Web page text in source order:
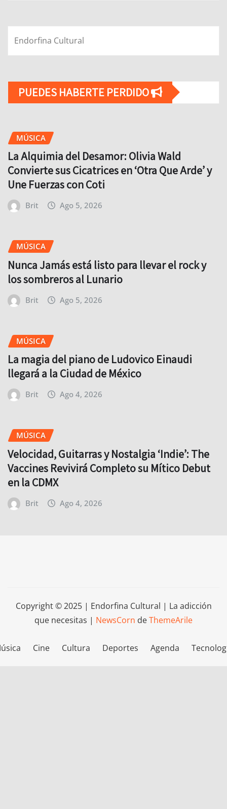
Endorfina Cultural
PUEDES HABERTE PERDIDO
MÚSICA
La Alquimia del Desamor: Olivia Wald
Convierte sus Cicatrices en ‘Otra Que Arde’ y
Une Fuerzas con Coti
Brit Ago 5, 2026
MÚSICA
Nunca Jamás está listo para llevar el rock y
los sombreros al Lunario
Brit Ago 5, 2026
MÚSICA
La magia del piano de Ludovico Einaudi
llegará a la Ciudad de México
Brit Ago 4, 2026
MÚSICA
Velocidad, Guitarras y Nostalgia ‘Indie’: The
Vaccines Revivirá Completo su Mítico Debut
en la CDMX
Brit Ago 4, 2026
Copyright © 2025 | Endorfina Cultural | La adicción
que necesitas | NewsCorn deThemeArile
Cine Cultura Deportes Agenda